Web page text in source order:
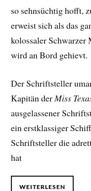
so sehnsüchtig hofft,
erweist sich als das
kolossaler
wird an Bord gehievt.
Der Schriftsteller
Kapitän derMiss
ausgelassener
ein erstklassiger
Schriftsteller die
hat
WEITERLESEN